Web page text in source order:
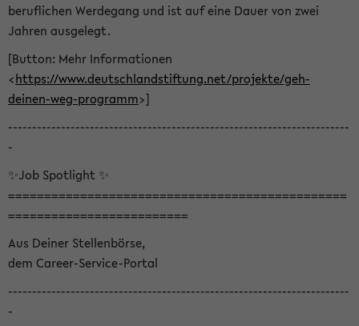
beruflichen Werdegang und ist auf eine Dauer von zwei
Jahren ausgelegt.
[Button: Mehr Informationen
<https://www.deutschlandstiftung.net/projekte/geh-
deinen-weg-programm>]
-----------------------------------------------------------------------
-
✨Job Spotlight ✨
===============================================
=========================
Aus Deiner Stellenbörse,
dem Career-Service-Portal
-----------------------------------------------------------------------
-